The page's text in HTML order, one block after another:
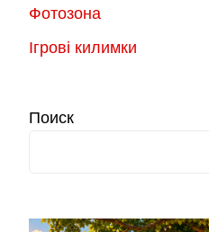
Фотозона
Ігрові килимки
Поиск